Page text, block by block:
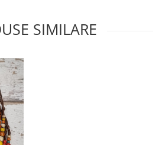
SIMILARE